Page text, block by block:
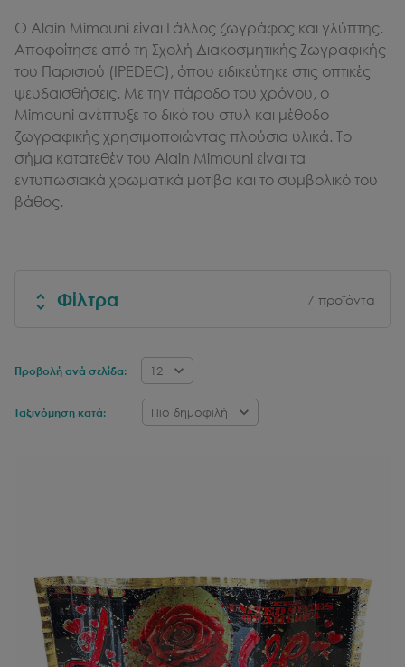
Ο Alain Mimouni είναι Γάλλος ζωγράφος και γλύπτης.
Αποφοίτησε από τη Σχολή Διακοσμητικής Ζωγραφικής
του Παρισιού (IPEDEC), όπου ειδικεύτηκε στις οπτικές
ψευδαισθήσεις. Με την πάροδο του χρόνου, ο
Mimouni ανέπτυξε το δικό του στυλ και μέθοδο
ζωγραφικής χρησιμοποιώντας πλούσια υλικά. Το
σήμα κατατεθέν του Alain Mimouni είναι τα
εντυπωσιακά χρωματικά μοτίβα και το συμβολικό του
βάθος.
Φίλτρα 7 προϊόντα
Προβολή ανά σελίδα: 12
Ταξινόμηση κατά: Πιο δημοφιλή